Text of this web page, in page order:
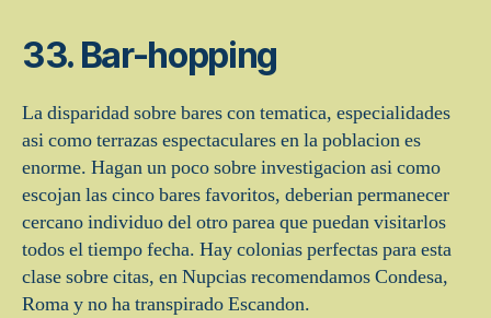
33. Bar-hopping
La disparidad sobre bares con tematica, especialidades
asi­ como terrazas espectaculares en la poblacion es
enorme. Hagan un poco sobre investigacion asi­ como
escojan las cinco bares favoritos, deberi­an permanecer
cercano individuo del otro parea que puedan visitarlos
todos el tiempo fecha. Hay colonias perfectas para esta
clase sobre citas, en Nupcias recomendamos Condesa,
Roma y no ha transpirado Escandon.